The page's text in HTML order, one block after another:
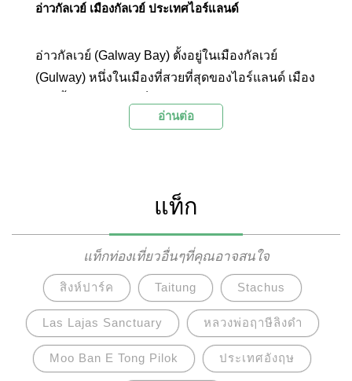
อ่าวกัลเวย์ เมืองกัลเวย์ ประเทศไอร์แลนด์
อ่าวกัลเวย์ (Galway Bay) ตั้งอยู่ในเมืองกัลเวย์
(Gulway) หนึ่งในเมืองที่สวยที่สุดของไอร์แลนด์ เมือง
วัฒนธรรมของยุโรปในปี ค.ศ. 2020 (European
ปลาและร้านค้าหลากสีสันรอบอ่าวกัลเวย์
อ่านต่อ
แท็ก
แท็กท่องเที่ยวอื่นๆที่คุณอาจสนใจ
สิงห์ปาร์ค Taitung Stachus
Las Lajas Sanctuary หลวงพ่อฤาษีลิงดำ
Moo Ban E Tong Pilok ประเทศอังฤษ